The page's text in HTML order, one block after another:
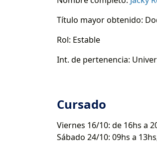
Título mayor obtenido:
Rol: Estable
Int. de pertenencia:
Cursado
Viernes 16/10: de 16hs a
Sábado 24/10: 09hs a